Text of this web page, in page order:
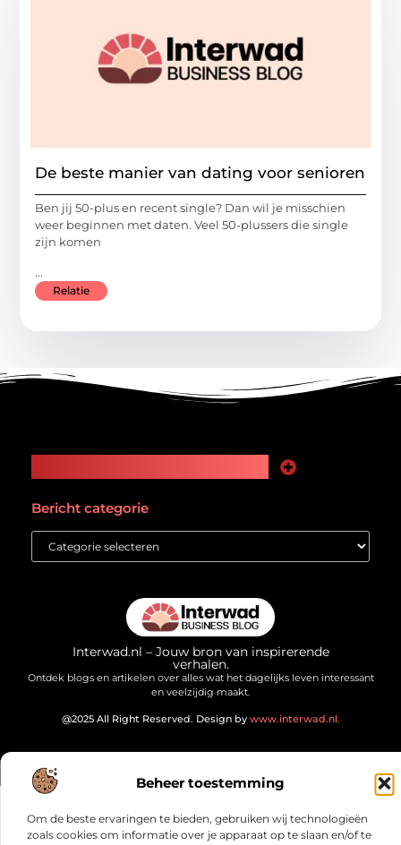
Beheer toestemming
Om de beste ervaringen te bieden, gebruiken wij technologieën
zoals cookies om informatie over je apparaat op te slaan en/of te
De beste manier van dating voor senioren
Ben jij 50-plus en recent single? Dan wil je misschien
weer beginnen met daten. Veel 50-plussers die single
zijn komen
...
Relatie
Bericht categorie
Interwad.nl – Jouw bron van inspirerende
verhalen.
Ontdek blogs en artikelen over alles wat het dagelijks leven interessant
en veelzijdig maakt.
@2025 All Right Reserved. Design by www.interwad.nl.